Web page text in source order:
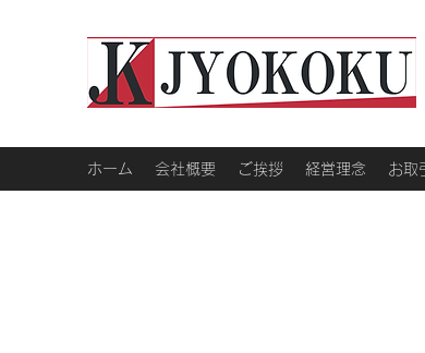
ホーム 会社概要 ご挨拶 経営理念 お取